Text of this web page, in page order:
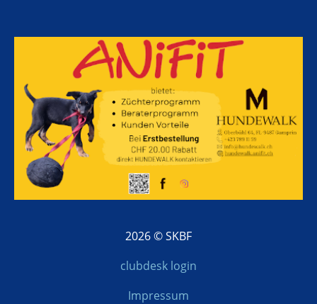
2026 © SKBF
clubdesk login
Impressum